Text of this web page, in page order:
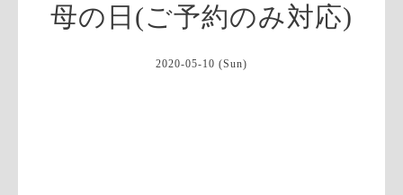
母の日(ご予約のみ対応)
2020-05-10 (Sun)